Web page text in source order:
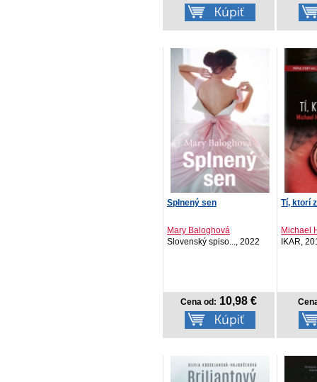
Splnený sen
Mary Baloghová
Slovenský spiso..., 2022
Cena od: 10,98 €
Tí, ktorí
Michael
IKAR,